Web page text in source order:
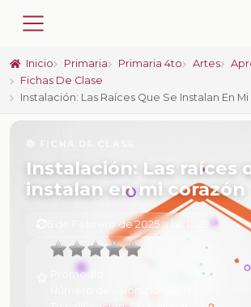
Inicio Primaria Primaria 4to Artes
Fichas De Clase
Instalación: Las Raíces Que Se Instalan En
Instalación: Las raíces
instalan en mi corazón
6 de Febrero de 2025 a las 15:29
Promedio:
Número de valoraciones: